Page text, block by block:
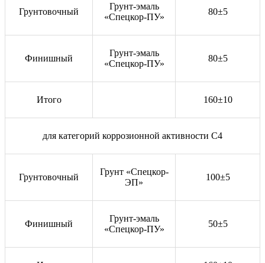
Грунтовочный
Грунт-эмаль
«Спецкор-ПУ»
80±5
Финишный
Грунт-эмаль
«Спецкор-ПУ»
80±5
Итого 160±10
для категорий коррозионной активности С4
Грунтовочный
Грунт «Спецкор-
ЭП»
100±5
Финишный
Грунт-эмаль
«Спецкор-ПУ»
50±5